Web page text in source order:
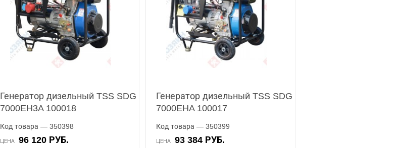
Генератор дизельный TSS SDG
7000EH3A 100018
Код товара — 350398
ЦЕНА
96 120 РУБ.
Генератор дизельный TSS SDG
7000EHA 100017
Код товара — 350399
ЦЕНА
93 384 РУБ.